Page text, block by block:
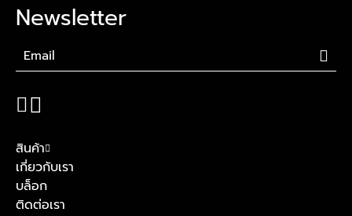
Newsletter
สินค้า
เกี่ยวกับเรา
บล็อก
ติดต่อเรา